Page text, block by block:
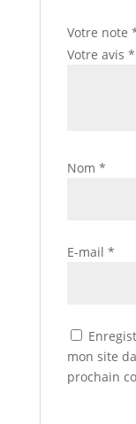
Votre note
Votre avis *
Nom *
E-mail *
mon site
prochain